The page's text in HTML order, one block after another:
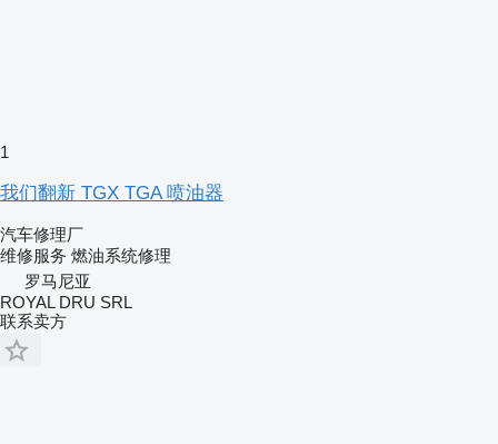
1
我们翻新 TGX TGA 喷油器
汽车修理厂
维修服务 燃油系统修理
罗马尼亚
ROYAL DRU SRL
联系卖方